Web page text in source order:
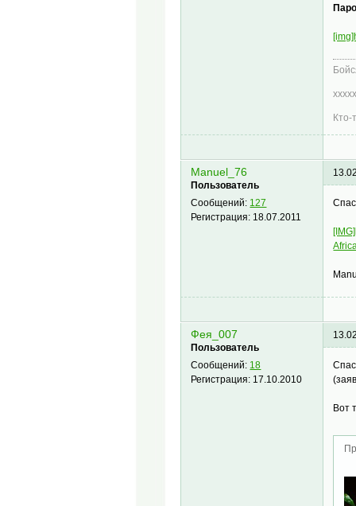
Кто-
Manuel_76
Пользователь
Сообщений: 127
Регистрация: 18.07.2011
Фея_007
Пользователь
Сообщений: 18
Регистрация: 17.10.2010
Вот